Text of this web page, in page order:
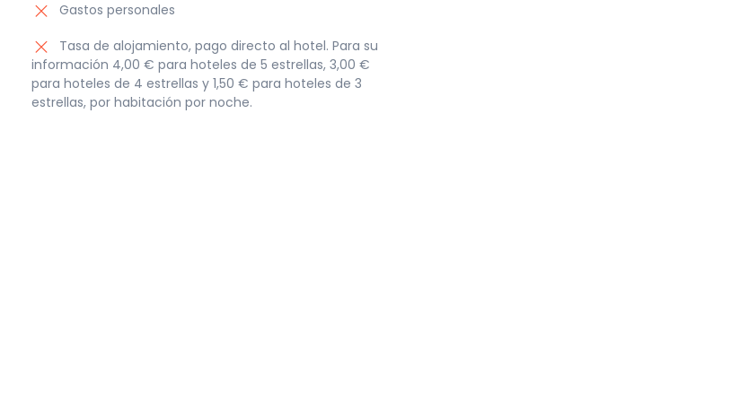
Gastos personales
Tasa de alojamiento, pago directo al hotel. Para su
información 4,00 € para hoteles de 5 estrellas, 3,00 €
para hoteles de 4 estrellas y 1,50 € para hoteles de 3
estrellas, por habitación por noche.